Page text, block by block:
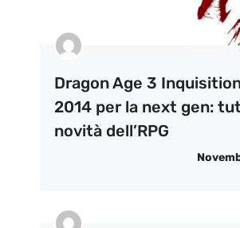
Dragon Age 3
2014 per la next gen:
novità dell’RPG